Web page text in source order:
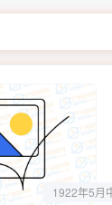
1922年5月